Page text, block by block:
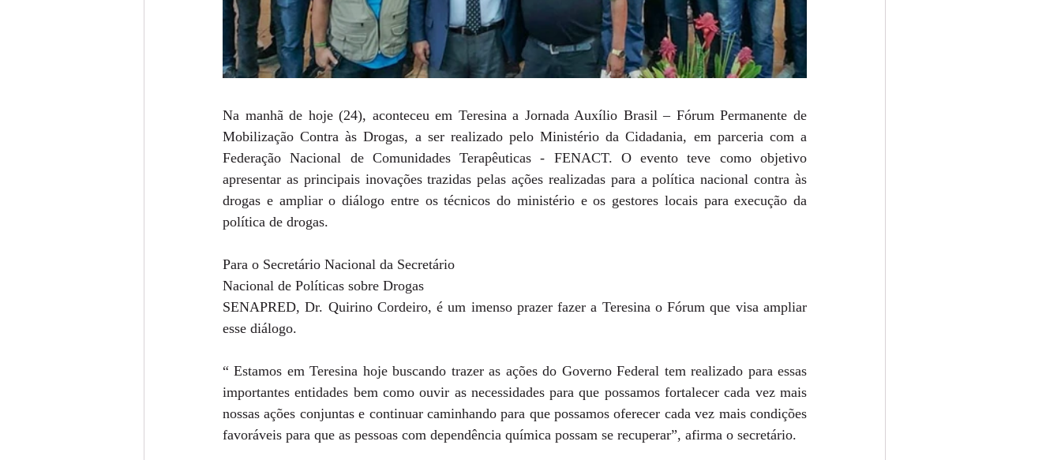
Na manhã de hoje (24), aconteceu em Teresina a Jornada Auxílio Brasil – Fórum Permanente de
Mobilização Contra às Drogas, a ser realizado pelo Ministério da Cidadania, em parceria com a
Federação Nacional de Comunidades Terapêuticas - FENACT. O evento teve como objetivo
apresentar as principais inovações trazidas pelas ações realizadas para a política nacional contra às
drogas e ampliar o diálogo entre os técnicos do ministério e os gestores locais para execução da
política de drogas.
Para o Secretário Nacional da Secretário
Nacional de Políticas sobre Drogas
SENAPRED, Dr. Quirino Cordeiro, é um imenso prazer fazer a Teresina o Fórum que visa ampliar
esse diálogo.
“ Estamos em Teresina hoje buscando trazer as ações do Governo Federal tem realizado para essas
importantes entidades bem como ouvir as necessidades para que possamos fortalecer cada vez mais
nossas ações conjuntas e continuar caminhando para que possamos oferecer cada vez mais condições
favoráveis para que as pessoas com dependência química possam se recuperar”, afirma o secretário.